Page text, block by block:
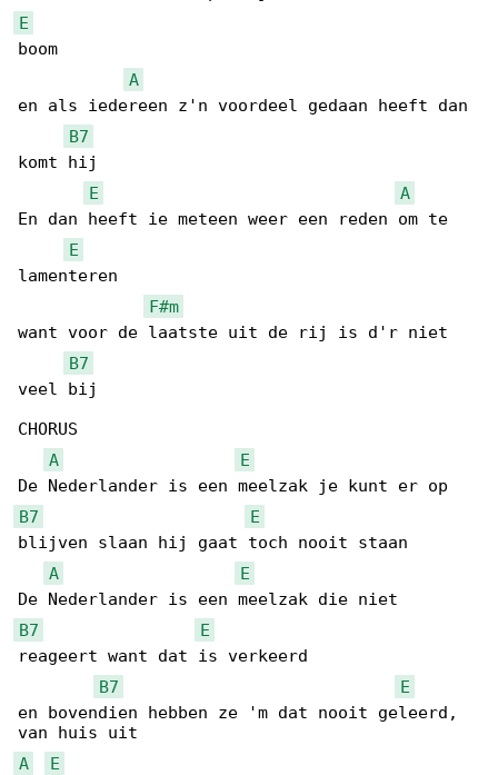
E
boom
A
en als iedereen z'n voordeel gedaan heeft dan
B7
komt hij
E
A
En dan heeft ie meteen weer een reden om te
E
lamenteren
F#m
want voor de laatste uit de rij is d'r niet
B7
veel bij
CHORUS
A
E
B7
E
blijven slaan hij gaat toch nooit staan
A
E
B7
E
reageert want dat is verkeerd
B7
E
en bovendien hebben ze 'm dat nooit geleerd,
A
E